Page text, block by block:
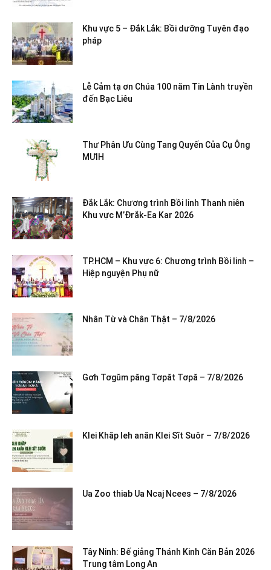
Khu vực 5 – Đắk Lắk: Bồi dưỡng Tuyên đạo
pháp
Lễ Cảm tạ ơn Chúa 100 năm Tin Lành truyền
đến Bạc Liêu
Thư Phân Ưu Cùng Tang Quyến Của Cụ Ông
MƯIH
Đắk Lắk: Chương trình Bồi linh Thanh niên
Khu vực M’Đrắk-Ea Kar 2026
TP.HCM – Khu vực 6: Chương trình Bồi linh –
Hiệp nguyện Phụ nữ
Nhân Từ và Chân Thật – 7/8/2026
Gơh Tơgŭm păng Tơpăt Tơpă – 7/8/2026
Klei Khăp leh anăn Klei Sĭt Suôr – 7/8/2026
Ua Zoo thiab Ua Ncaj Ncees – 7/8/2026
Tây Ninh: Bế giảng Thánh Kinh Căn Bản 2026
Trung tâm Long An